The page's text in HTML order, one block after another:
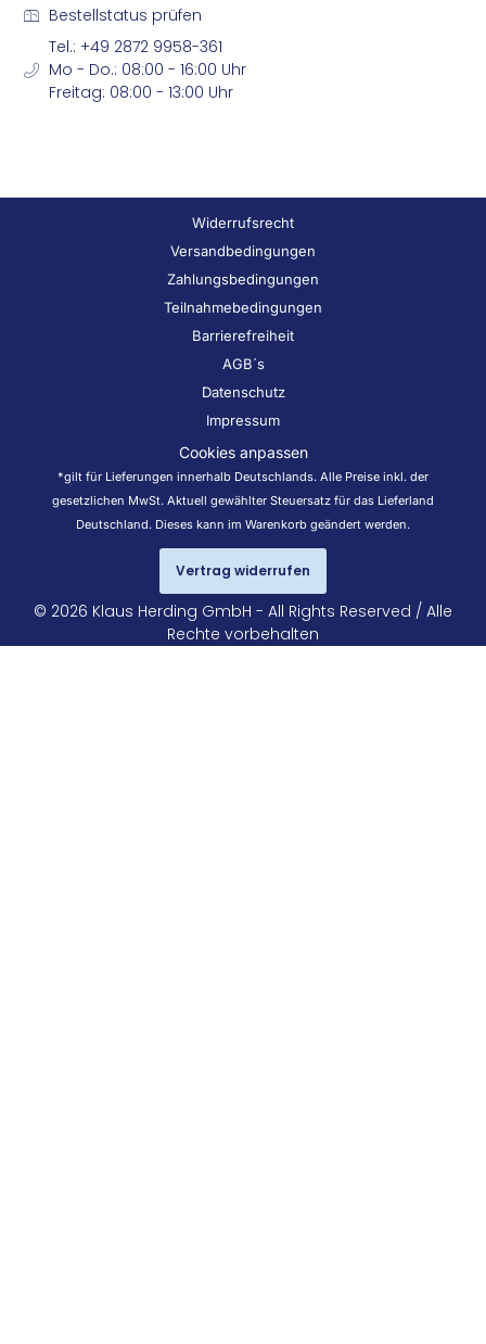
Bestellstatus prüfen
Tel.: +49 2872 9958-361
Mo - Do.: 08:00 - 16:00 Uhr
Freitag: 08:00 - 13:00 Uhr
Widerrufsrecht
Versandbedingungen
Zahlungsbedingungen
Teilnahmebedingungen
Barrierefreiheit
AGB´s
Datenschutz
Impressum
Cookies anpassen
*gilt für Lieferungen innerhalb Deutschlands. Alle Preise inkl. der
gesetzlichen MwSt. Aktuell gewählter Steuersatz für das Lieferland
Deutschland. Dieses kann im Warenkorb geändert werden.
Vertrag widerrufen
© 2026 Klaus Herding GmbH - All Rights Reserved / Alle
Rechte vorbehalten